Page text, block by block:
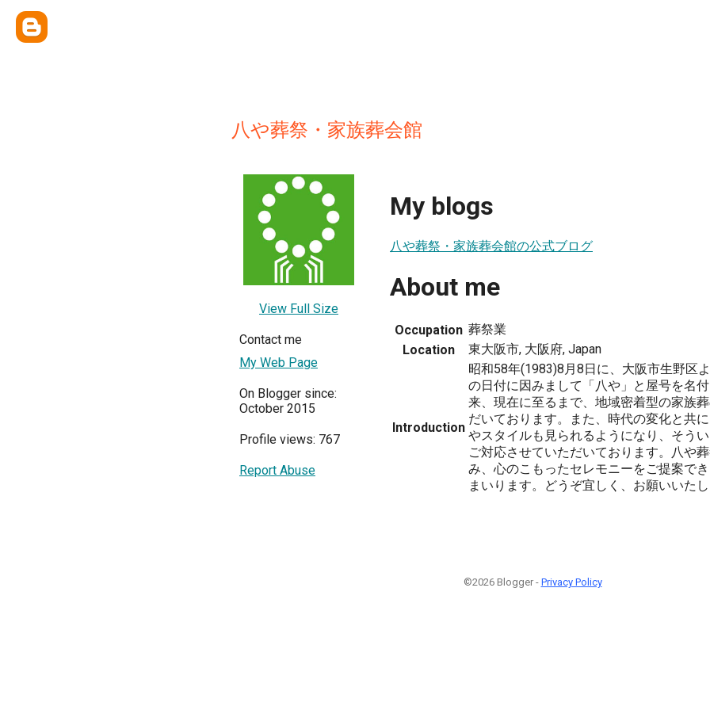
八や葬祭・家族葬会館
View Full Size
Contact me
My Web Page
On Blogger since:
October 2015
Profile views: 767
Report Abuse
My blogs
八や葬祭・家族葬会館の公式ブログ
About me
Occupation 葬祭業
Location
東大阪市, 大阪府, Japan
Introduction
昭和58年(1983)8月8日に、大阪市生野区
の日付に因みまして「八や」と屋号を名
来、現在に至るまで、地域密着型の家族
だいております。また、時代の変化と共
やスタイルも見られるようになり、そう
ご対応させていただいております。八や
み、心のこもったセレモニーをご提案で
まいります。どうぞ宜しく、お願いいたし
©2026 Blogger - Privacy Policy